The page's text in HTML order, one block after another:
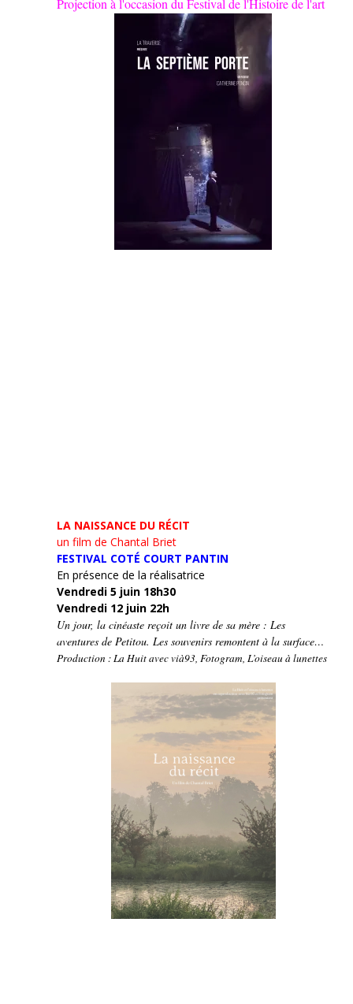
LA NAISSANCE DU RÉCIT
un film de Chantal Briet
FESTIVAL COTÉ COURT PANTIN
En présence de la réalisatrice
Vendredi 5 juin 18h30
Vendredi 12 juin 22h
Un jour, la cinéaste reçoit un livre de sa mère : Les
aventures de Petitou. Les souvenirs remontent à la surface…
Production : La Huit avec vià93, Fotogram, L’oiseau à lunettes